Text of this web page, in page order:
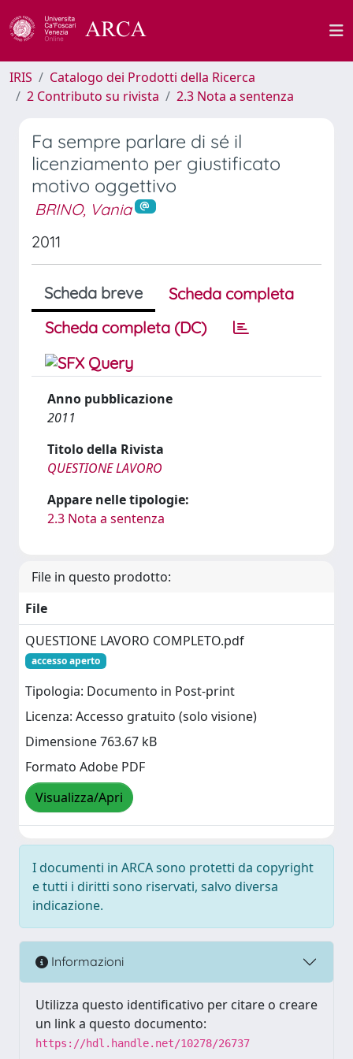
IRIS
Catalogo dei Prodotti della Ricerca
2 Contributo su rivista
2.3 Nota a sentenza
Fa sempre parlare di sé il
licenziamento per giustificato
motivo oggettivo
BRINO, Vania
2011
Scheda breve
Scheda completa
Scheda completa (DC)
Anno pubblicazione
2011
Titolo della Rivista
QUESTIONE LAVORO
Appare nelle tipologie:
2.3 Nota a sentenza
File in questo prodotto:
File
QUESTIONE LAVORO COMPLETO.pdf
accesso aperto
Tipologia: Documento in Post-print
Licenza: Accesso gratuito (solo visione)
Dimensione 763.67 kB
Formato Adobe PDF
Visualizza/Apri
I documenti in ARCA sono protetti da copyright
e tutti i diritti sono riservati, salvo diversa
indicazione.
Informazioni
Utilizza questo identificativo per citare o creare
un link a questo documento:
https://hdl.handle.net/10278/26737